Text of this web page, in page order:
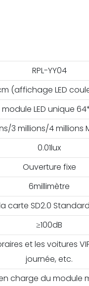
RPL-YY04
(affichage LED
LED unique
3 millions/4 millions
0.01lux
Ouverture fixe
6millimètre
carte SD2.0
≥100dB
et les voitures
journée, etc.
charge du module